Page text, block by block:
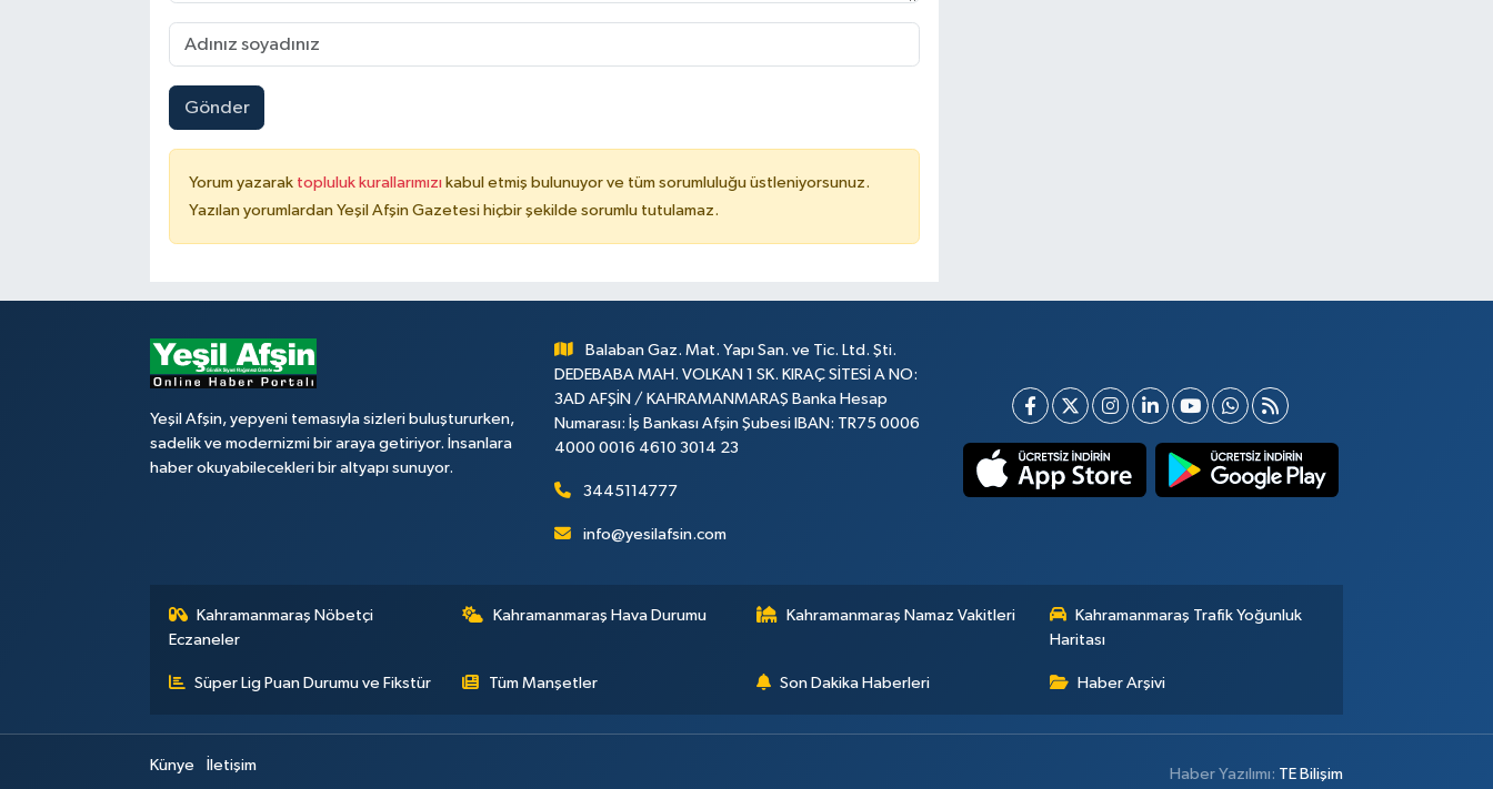
Gönder
Yorum yazarak topluluk kurallarımızı kabul etmiş bulunuyor ve tüm sorumluluğu üstleniyorsunuz.
Yazılan yorumlardan Yeşil Afşin Gazetesi hiçbir şekilde sorumlu tutulamaz.
Yeşil Afşin, yepyeni temasıyla sizleri buluştururken,
sadelik ve modernizmi bir araya getiriyor. İnsanlara
haber okuyabilecekleri bir altyapı sunuyor.
Balaban Gaz. Mat. Yapı San. ve Tic. Ltd. Şti.
DEDEBABA MAH. VOLKAN 1 SK. KIRAÇ SİTESİ A NO:
3AD AFŞİN / KAHRAMANMARAŞ Banka Hesap
Numarası: İş Bankası Afşin Şubesi IBAN: TR75 0006
4000 0016 4610 3014 23
3445114777
info@yesilafsin.com
Kahramanmaraş Nöbetçi
Eczaneler
Kahramanmaraş Hava Durumu Kahramanmaraş Namaz Vakitleri
Kahramanmaraş Trafik Yoğunluk
Haritası
Süper Lig Puan Durumu ve Fikstür Tüm Manşetler Son Dakika Haberleri Haber Arşivi
Künye İletişim
Haber Yazılımı: TE Bilişim